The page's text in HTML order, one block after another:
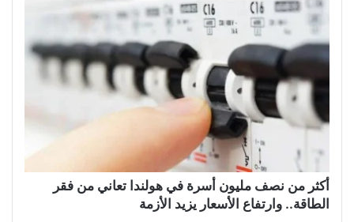
أكثر من نصف مليون أسرة في هولندا تعاني من فقر
الطاقة.. وارتفاع الأسعار يزيد الأزمة